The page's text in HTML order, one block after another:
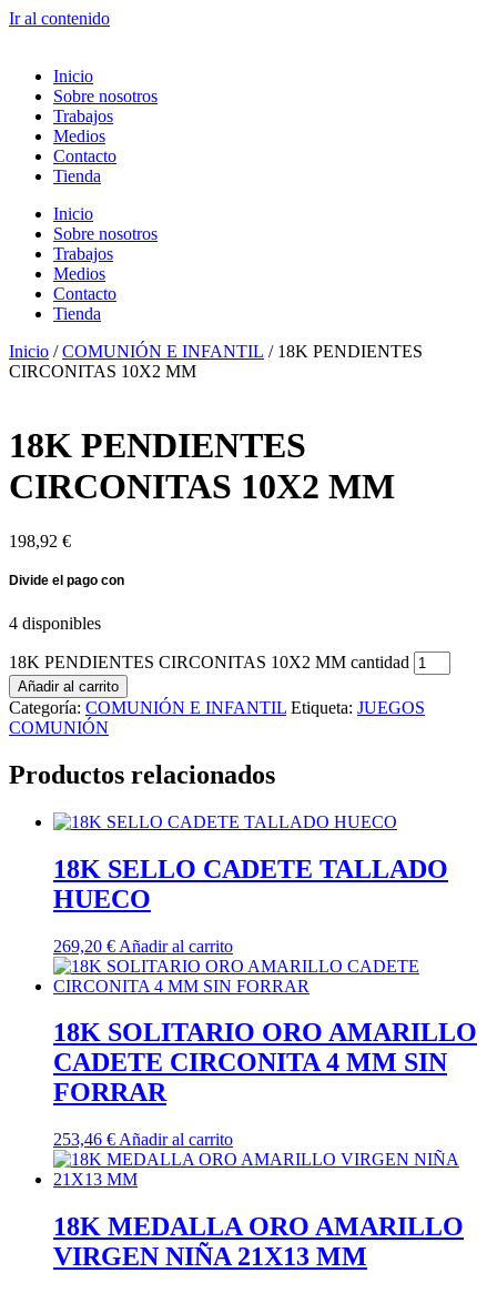
Ir al contenido
Inicio
Sobre nosotros
Trabajos
Medios
Contacto
Tienda
Inicio
Sobre nosotros
Trabajos
Medios
Contacto
Tienda
Inicio /COMUNIÓN E INFANTIL / 18K PENDIENTES
CIRCONITAS 10X2 MM
18K PENDIENTES
CIRCONITAS 10X2 MM
198,92 €
4 disponibles
18K PENDIENTES CIRCONITAS 10X2 MM cantidad
Añadir al carrito
Categoría: COMUNIÓN E INFANTIL Etiqueta: JUEGOS
COMUNIÓN
Productos relacionados
18K SELLO CADETE TALLADO
HUECO
269,20 € Añadir al carrito
18K SOLITARIO ORO AMARILLO
CADETE CIRCONITA 4 MM SIN
FORRAR
253,46 € Añadir al carrito
18K MEDALLA ORO AMARILLO
VIRGEN NIÑA 21X13 MM